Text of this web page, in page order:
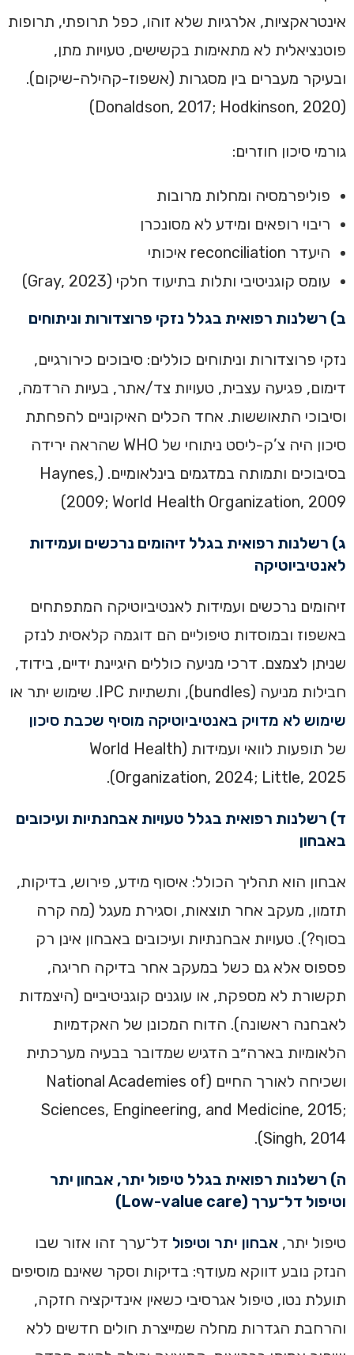
אינטראקציות, אלרגיות שלא זוהו, כפל תרופתי, תרופות
פוטנציאלית לא מתאימות בקשישים, טעויות מתן,
ובעיקר מעברים בין מסגרות (אשפוז-קהילה-שיקום).
(Donaldson, 2017; Hodkinson, 2020)
גורמי סיכון חוזרים:
פוליפרמסיה ומחלות מרובות
ריבוי רופאים ומידע לא מסונכרן
היעדר reconciliation איכותי
עומס קוגניטיבי ותלות בתיעוד חלקי (Gray, 2023)
ב) רשלנות רפואית בגלל נזקי פרוצדורות וניתוחים
נזקי פרוצדורות וניתוחים כוללים: סיבוכים כירורגיים,
דימום, פגיעה עצבית, טעויות צד/אתר, בעיות הרדמה,
וסיבוכי התאוששות. אחד הכלים האיקוניים להפחתת
סיכון היה צ’ק-ליסט ניתוחי של WHO שהראה ירידה
בסיבוכים ותמותה במדגמים בינלאומיים. (Haynes,
2009; World Health Organization, 2009)
ג) רשלנות רפואית בגלל זיהומים נרכשים ועמידות
לאנטיביוטיקה
זיהומים נרכשים ועמידות לאנטיביוטיקה המתפתחים
באשפוז ובמוסדות טיפוליים הם דוגמה קלאסית לנזק
שניתן לצמצם. דרכי מניעה כוללים היגיינת ידיים, בידוד,
חבילות מניעה (bundles), ותשתיות IPC. שימוש יתר או
שימוש לא מדויק באנטיביוטיקה מוסיף שכבת סיכון
של תופעות לוואי ועמידות (World Health
Organization, 2024; Little, 2025).
ד) רשלנות רפואית בגלל טעויות אבחנתיות ועיכובים
באבחון
אבחון הוא תהליך הכולל: איסוף מידע, פירוש, בדיקות,
תזמון, מעקב אחר תוצאות, וסגירת מעגל (מה קרה
בסוף?). טעויות אבחנתיות ועיכובים באבחון אינן רק
פספוס אלא גם כשל במעקב אחר בדיקה חריגה,
תקשורת לא מספקת, או עוגנים קוגניטיביים (היצמדות
לאבחנה ראשונה). הדוח המכונן של האקדמיות
הלאומיות בארה״ב הדגיש שמדובר בבעיה מערכתית
ושכיחה לאורך החיים (National Academies of
Sciences, Engineering, and Medicine, 2015;
Singh, 2014).
ה) רשלנות רפואית בגלל טיפול יתר, אבחון יתר
וטיפול דל־ערך (Low-value care)
טיפול יתר, אבחון יתר וטיפול דל־ערך זהו אזור שבו
הנזק נובע דווקא מעודף: בדיקות וסקר שאינם מוסיפים
תועלת נטו, טיפול אגרסיבי כשאין אינדיקציה חזקה,
והרחבת הגדרות מחלה שמייצרת חולים חדשים ללא